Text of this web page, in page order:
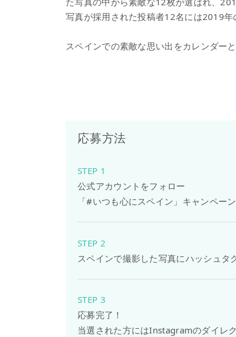
写真が採用された投稿者12名には2019年
スペインでの素敵な思い出をカレンダー
応募方法
STEP 1
公式アカウントをフォロー
「#いつも心にスペイン」キャンペー
STEP 2
スペインで撮影した写真にハッシュ
STEP 3
応募完了！
当選された方にはInstagramのダイレ